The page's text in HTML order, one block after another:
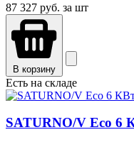
87 327 руб. за шт
В корзину
Есть на складе
SATURNO/V Eco 6